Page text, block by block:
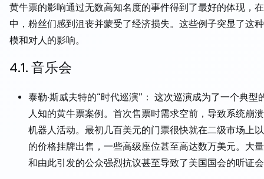
黄牛票的影响通过无数高知名度的事件得到了最好的体现，
中，粉丝们感到沮丧并蒙受了经济损失。这些例子突显了这
模和对人的影响。
4.1. 音乐会
泰勒·斯威夫特的“时代巡演”： 这次巡演成为了一个典型
人知的黄牛票案例。首次售票时需求空前，导致系统崩
机器人活动。最初几百美元的门票很快就在二级市场上
的价格挂牌出售，一些高级座位甚至高达数万美元。大
和由此引发的公众强烈抗议甚至导致了美国国会的听证